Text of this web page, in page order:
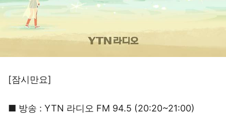
[잠시만요]
■ 방송 : YTN 라디오 FM 94.5 (20:20~21:00)